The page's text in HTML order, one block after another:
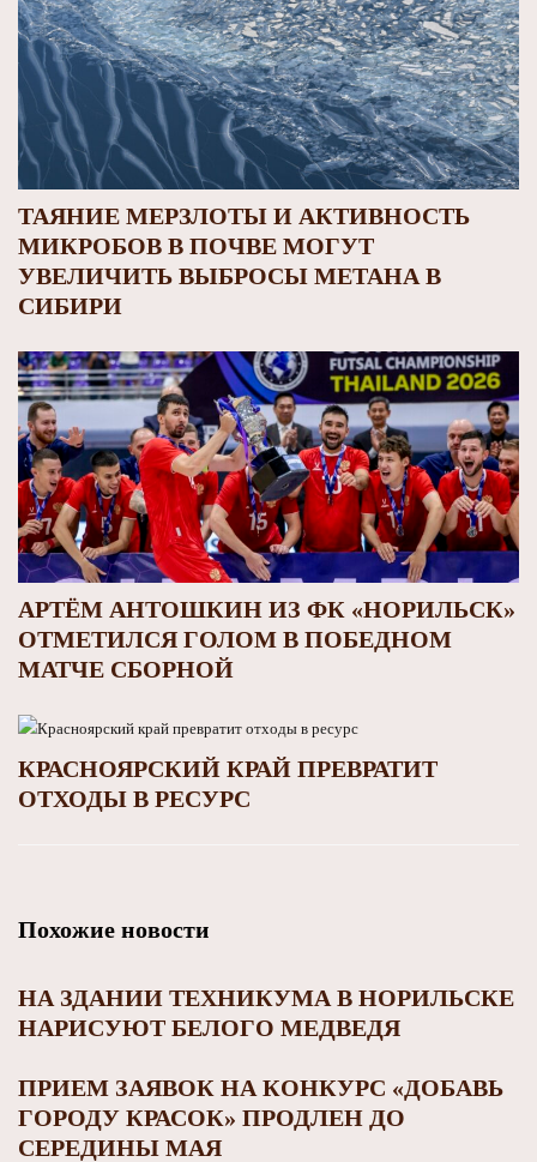
ТАЯНИЕ МЕРЗЛОТЫ И АКТИВНОСТЬ
МИКРОБОВ В ПОЧВЕ МОГУТ
УВЕЛИЧИТЬ ВЫБРОСЫ МЕТАНА В
СИБИРИ
АРТЁМ АНТОШКИН ИЗ ФК «НОРИЛЬСК»
ОТМЕТИЛСЯ ГОЛОМ В ПОБЕДНОМ
МАТЧЕ СБОРНОЙ
КРАСНОЯРСКИЙ КРАЙ ПРЕВРАТИТ
ОТХОДЫ В РЕСУРС
Похожие новости
НА ЗДАНИИ ТЕХНИКУМА В НОРИЛЬСКЕ
НАРИСУЮТ БЕЛОГО МЕДВЕДЯ
ПРИЕМ ЗАЯВОК НА КОНКУРС «ДОБАВЬ
ГОРОДУ КРАСОК» ПРОДЛЕН ДО
СЕРЕДИНЫ МАЯ